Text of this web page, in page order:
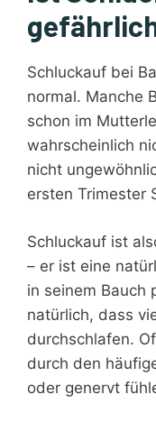
Schluckauf bei
normal. Manche
schon im
wahrscheinlich
nicht
ersten Trimester
Schluckauf ist
– er ist eine
in seinem Bauch
natürlich, dass
durchschlafen.
durch den
oder genervt